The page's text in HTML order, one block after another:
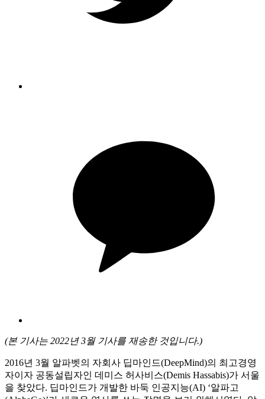
(본 기사는 2022년 3월 기사를 재송한 것입니다.)
2016년 3월 알파벳의 자회사 딥마인드(DeepMind)의 최고경영
자이자 공동설립자인 데미스 허사비스(Demis Hassabis)가 서울
을 찾았다. 딥마인드가 개발한 바둑 인공지능(AI) ‘알파고